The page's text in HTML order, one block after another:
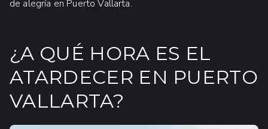
de alegría en Puerto Vallarta.
¿A QUÉ HORA ES EL
ATARDECER EN PUERTO
VALLARTA?